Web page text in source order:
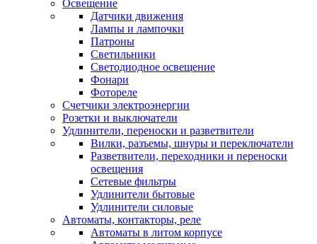
Освещение
Датчики движения
Лампы и лампочки
Патроны
Светильники
Светодиодное освещение
Фонари
Фотореле
Счетчики электроэнергии
Розетки и выключатели
Удлинители, переноски и разветвители
Вилки, разъемы, шнуры и переключатели
Разветвители, переходники и переноски
освещения
Сетевые фильтры
Удлинители бытовые
Удлинители силовые
Автоматы, контакторы, реле
Автоматы в литом корпусе